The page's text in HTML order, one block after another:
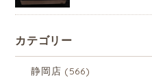
カテゴリー
静岡店 (566)